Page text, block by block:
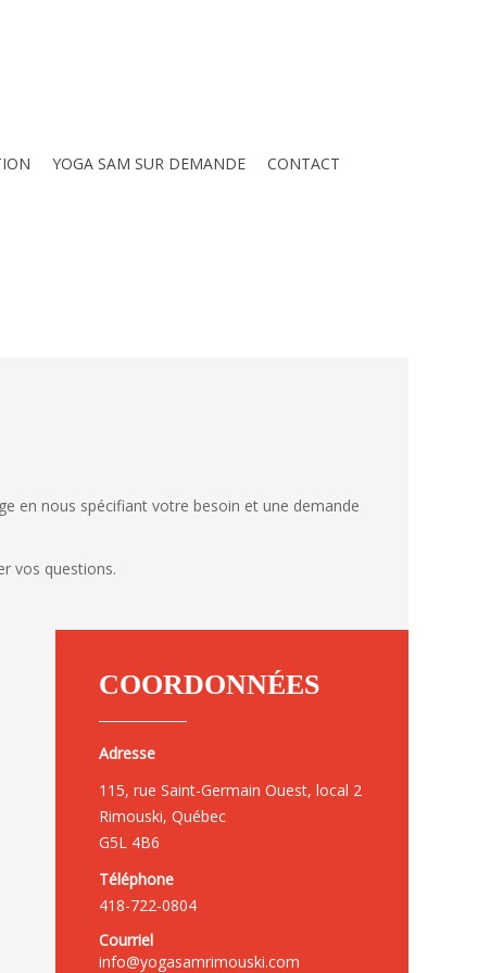
YOGA SAM SUR DEMANDE CONTACT
en nous spécifiant votre besoin et une demande
vos questions.
COORDONNÉES
Adresse
115, rue Saint-Germain Ouest, local 2
Rimouski, Québec
G5L 4B6
Téléphone
418-722-0804
Courriel
info@yogasamrimouski.com